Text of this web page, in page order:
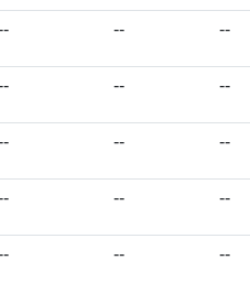
-- --
-- --
-- --
-- --
-- --